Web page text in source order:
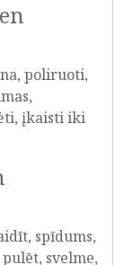
poliruoti,
įkaisti iki
spīdums,
svelme,